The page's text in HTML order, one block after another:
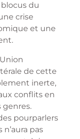
du
crise
et une
de cette
inerte,
conflits en
genres.
pourparlers
pas